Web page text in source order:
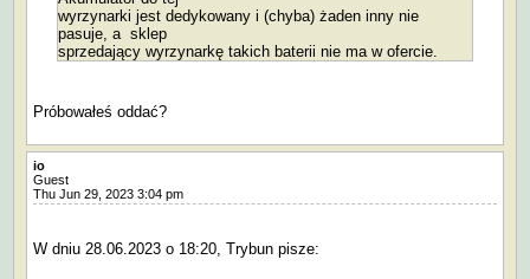
wyrzynarki jest dedykowany i (chyba) żaden inny nie
pasuje, a sklep
sprzedający wyrzynarkę takich baterii nie ma w ofercie.
Próbowałeś oddać?
io
Guest
Thu Jun 29, 2023 3:04 pm
W dniu 28.06.2023 o 18:20, Trybun pisze: